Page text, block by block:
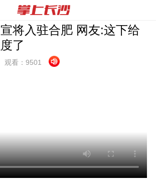
将入驻合肥 网友:这下给
了
观看： 9501